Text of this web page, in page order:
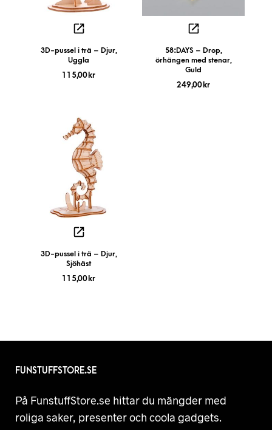
3D-pussel i trä – Djur,
Uggla
115,00 kr
58:DAYS – Drop,
örhängen med stenar,
Guld
249,00 kr
3D-pussel i trä – Djur,
Sjöhäst
115,00 kr
FUNSTUFFSTORE.SE
På FunstuffStore.se hittar du mängder med
roliga saker, presenter och coola gadgets.